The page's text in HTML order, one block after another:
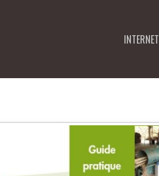
INTERNET